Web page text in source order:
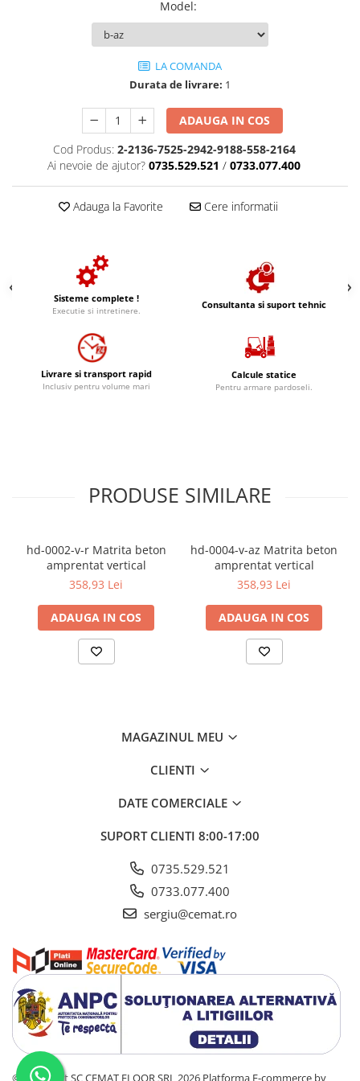
Model:
LA COMANDA
Durata de livrare: 1
ADAUGA IN COS
Cod Produs: 2-2136-7525-2942-9188-558-2164
Ai nevoie de ajutor? 0735.529.521 / 0733.077.400
Adauga la Favorite Cere informatii
Sisteme complete !
Executie si intretinere.
Consultanta si suport tehnic
Livrare si transport rapid
Inclusiv pentru volume mari
Calcule statice
Pentru armare pardoseli.
PRODUSE SIMILARE
hd-0002-v-r Matrita beton
amprentat vertical
358,93 Lei
ADAUGA IN COS
hd-0004-v-az Matrita beton
amprentat vertical
358,93 Lei
ADAUGA IN COS
MAGAZINUL MEU
CLIENTI
DATE COMERCIALE
SUPORT CLIENTI 8:00-17:00
0735.529.521
0733.077.400
sergiu@cemat.ro
©Copyright SC CEMAT FLOOR SRL 2026 Platforma E-commerce by